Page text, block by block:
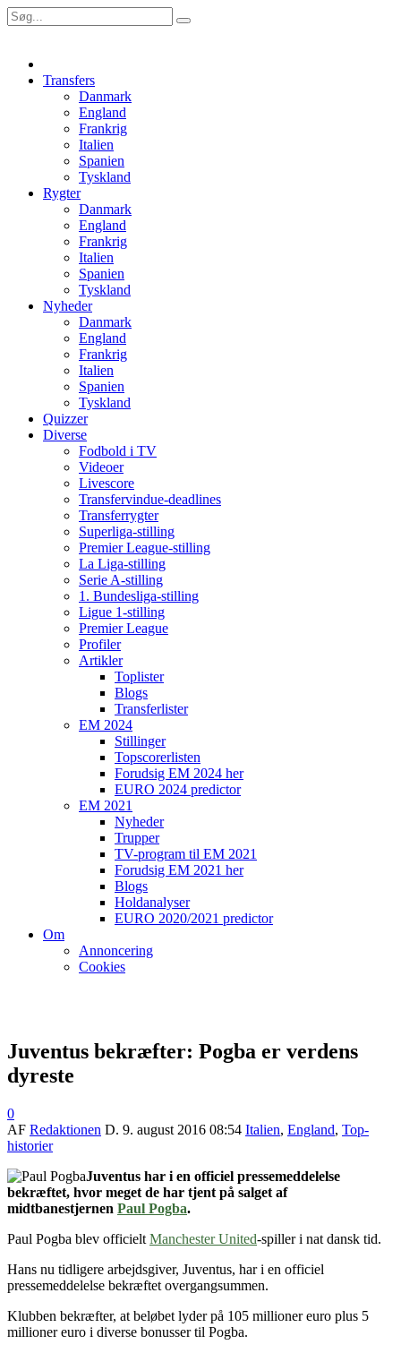
Transfers
Danmark
England
Frankrig
Italien
Spanien
Tyskland
Rygter
Danmark
England
Frankrig
Italien
Spanien
Tyskland
Nyheder
Danmark
England
Frankrig
Italien
Spanien
Tyskland
Quizzer
Diverse
Fodbold i TV
Videoer
Livescore
Transfervindue-deadlines
Transferrygter
Superliga-stilling
Premier League-stilling
La Liga-stilling
Serie A-stilling
1. Bundesliga-stilling
Ligue 1-stilling
Premier League
Profiler
Artikler
Toplister
Blogs
Transferlister
EM 2024
Stillinger
Topscorerlisten
Forudsig EM 2024 her
EURO 2024 predictor
EM 2021
Nyheder
Trupper
TV-program til EM 2021
Forudsig EM 2021 her
Blogs
Holdanalyser
EURO 2020/2021 predictor
Om
Annoncering
Cookies
Juventus bekræfter: Pogba er verdens
dyreste
0
AF Redaktionen D. 9. august 2016 08:54 Italien, England, Top-
historier
Juventus har i en officiel pressemeddelelse
bekræftet, hvor meget de har tjent på salget af
midtbanestjernen Paul Pogba.
Paul Pogba blev officielt Manchester United-spiller i nat dansk tid.
Hans nu tidligere arbejdsgiver, Juventus, har i en officiel
pressemeddelelse bekræftet overgangsummen.
Klubben bekræfter, at beløbet lyder på 105 millioner euro plus 5
millioner euro i diverse bonusser til Pogba.